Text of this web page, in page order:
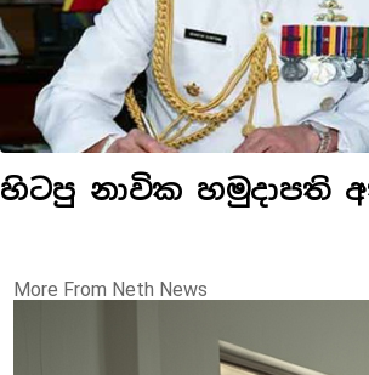
හිටපු නාවික හමුදාපති
More From Neth News